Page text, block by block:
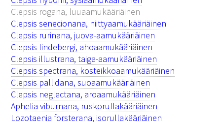
Clepsis rogana, luuaamukääriäinen
Clepsis senecionana, niittyaamukääriäinen
Clepsis rurinana, juova-aamukääriäinen
Clepsis lindebergi, ahoaamukääriäinen
Clepsis illustrana, taiga-aamukääriäinen
Clepsis spectrana, kosteikkoaamukääriäinen
Clepsis pallidana, suoaamukääriäinen
Clepsis neglectana, aroaamukääriäinen
Aphelia viburnana, ruskorullakääriäinen
Lozotaenia forsterana, isorullakääriäinen